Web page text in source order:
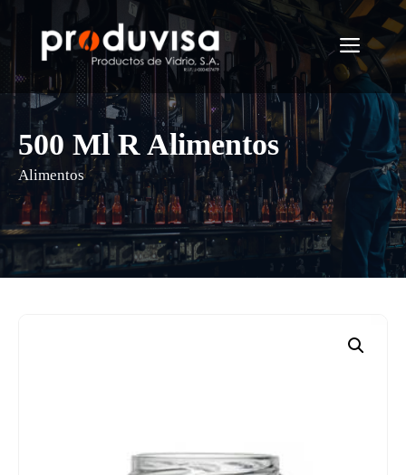
contenido
Menú
500 Ml R Alimentos
Alimentos